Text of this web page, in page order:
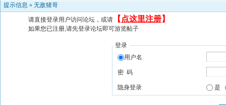
提示信息 » 无敌猪哥
请直接登录用户访问论坛，或请 【 点这里注册】
如果您已注册,请先登录论坛即可游览帖子
登录
用户名
密 码
隐身登录 是